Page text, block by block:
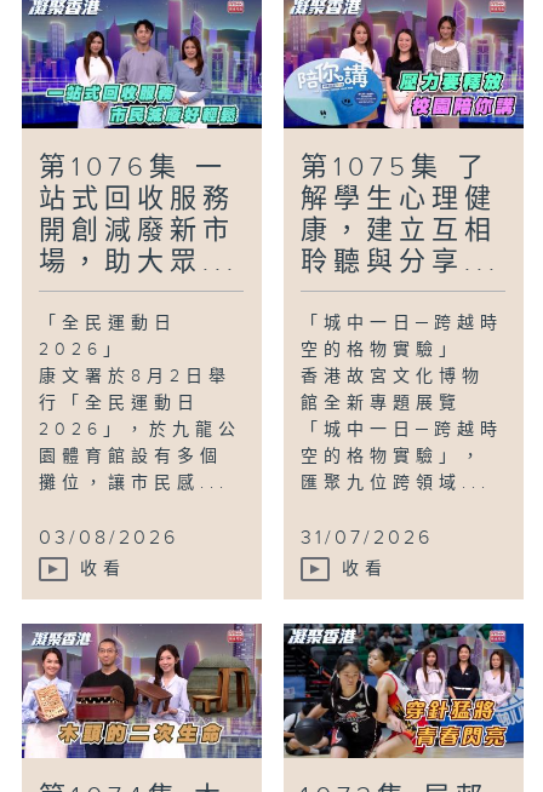
第1076集 一
站式回收服務
開創減廢新市
場，助大眾...
「全民運動日
2026」
康文署於8月2日舉
行「全民運動日
2026」，於九龍公
園體育館設有多個
攤位，讓市民感...
03/08/2026
收看
第1075集 了
解學生心理健
康，建立互相
聆聽與分享...
「城中一日─跨越時
空的格物實驗」
香港故宮文化博物
館全新專題展覽
「城中一日─跨越時
空的格物實驗」，
匯聚九位跨領域...
31/07/2026
收看